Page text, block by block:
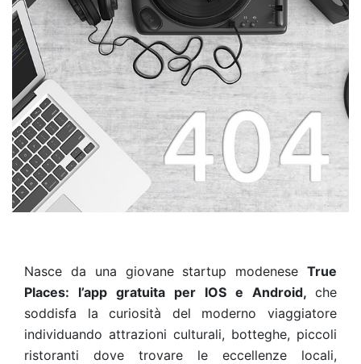
Nasce da una giovane startup modenese True
Places: l’app gratuita per IOS e Android, che
soddisfa la curiosità del moderno viaggiatore
individuando attrazioni culturali, botteghe, piccoli
ristoranti dove trovare le eccellenze locali,